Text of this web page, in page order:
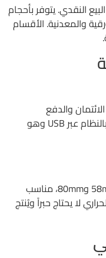
النقدي. يتوفر بأحجام
والمعدنية. الأقسام
والدفع
والاشتراكات عبر الشريط الممغنط. يتصل بالنظام عبر USB وهو
متوفر بمقاسات 58mm و80mm، مناسب
لا يحتاج حبراً ويُنتج